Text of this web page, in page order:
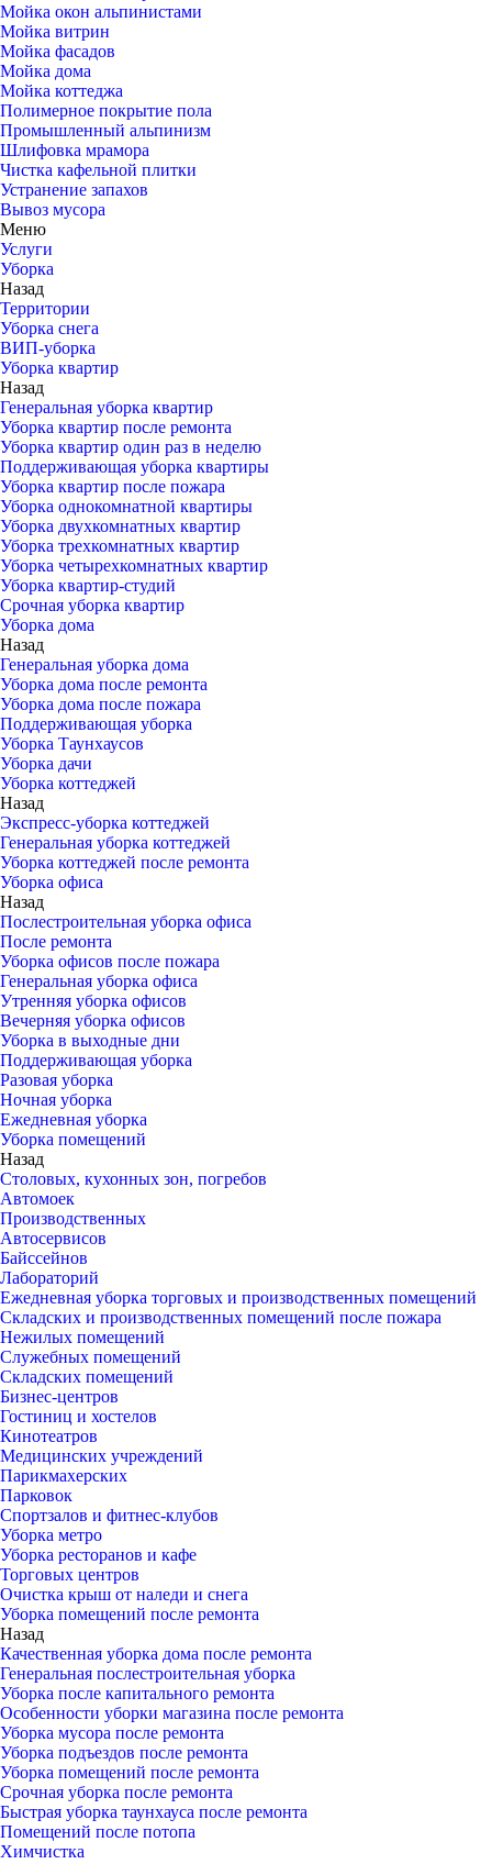
Мойка окон альпинистами
Мойка витрин
Мойка фасадов
Мойка дома
Мойка коттеджа
Полимерное покрытие пола
Промышленный альпинизм
Шлифовка мрамора
Чистка кафельной плитки
Устранение запахов
Вывоз мусора
Меню
Услуги
Уборка
Назад
Территории
Уборка снега
ВИП-уборка
Уборка квартир
Назад
Генеральная уборка квартир
Уборка квартир после ремонта
Уборка квартир один раз в неделю
Поддерживающая уборка квартиры
Уборка квартир после пожара
Уборка однокомнатной квартиры
Уборка двухкомнатных квартир
Уборка трехкомнатных квартир
Уборка четырехкомнатных квартир
Уборка квартир-студий
Срочная уборка квартир
Уборка дома
Назад
Генеральная уборка дома
Уборка дома после ремонта
Уборка дома после пожара
Поддерживающая уборка
Уборка Таунхаусов
Уборка дачи
Уборка коттеджей
Назад
Экспресс-уборка коттеджей
Генеральная уборка коттеджей
Уборка коттеджей после ремонта
Уборка офиса
Назад
Послестроительная уборка офиса
После ремонта
Уборка офисов после пожара
Генеральная уборка офиса
Утренняя уборка офисов
Вечерняя уборка офисов
Уборка в выходные дни
Поддерживающая уборка
Разовая уборка
Ночная уборка
Ежедневная уборка
Уборка помещений
Назад
Столовых, кухонных зон, погребов
Автомоек
Производственных
Автосервисов
Байссейнов
Лабораторий
Ежедневная уборка торговых и производственных помещений
Складских и производственных помещений после пожара
Нежилых помещений
Служебных помещений
Складских помещений
Бизнес-центров
Гостиниц и хостелов
Кинотеатров
Медицинских учреждений
Парикмахерских
Парковок
Спортзалов и фитнес-клубов
Уборка метро
Уборка ресторанов и кафе
Торговых центров
Очистка крыш от наледи и снега
Уборка помещений после ремонта
Назад
Качественная уборка дома после ремонта
Генеральная послестроительная уборка
Уборка после капитального ремонта
Особенности уборки магазина после ремонта
Уборка мусора после ремонта
Уборка подъездов после ремонта
Уборка помещений после ремонта
Срочная уборка после ремонта
Быстрая уборка таунхауса после ремонта
Помещений после потопа
Химчистка